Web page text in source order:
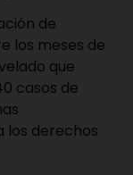
de
los meses de
que
casos de
los derechos